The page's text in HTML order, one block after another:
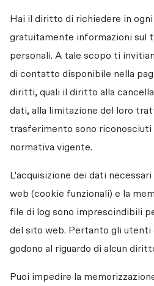
Hai il diritto di richiedere in
gratuitamente informazioni sul
personali. A tale scopo ti
di contatto disponibile nella
diritti, quali il diritto alla
dati, alla limitazione del loro
trasferimento sono riconosciuti
normativa vigente.
L'acquisizione dei dati
web (cookie funzionali) e la
file di log sono imprescindibili
del sito web. Pertanto gli utenti
godono al riguardo di alcun
Puoi impedire la